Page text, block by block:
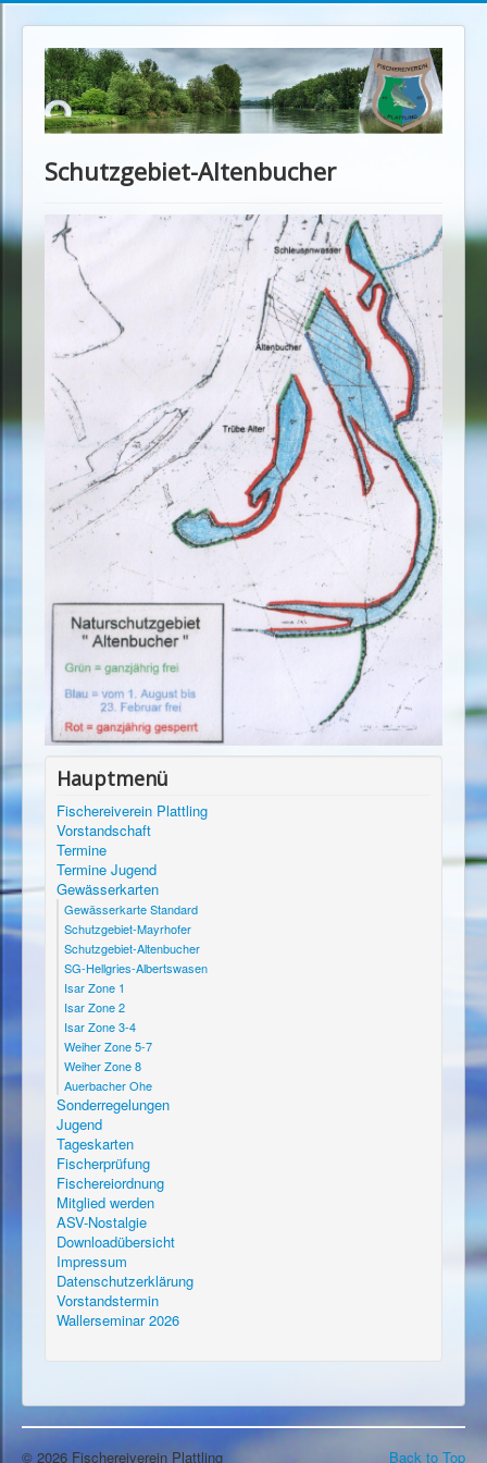
Schutzgebiet-Altenbucher
Hauptmenü
Fischereiverein Plattling
Vorstandschaft
Termine
Termine Jugend
Gewässerkarten
Gewässerkarte Standard
Schutzgebiet-Mayrhofer
Schutzgebiet-Altenbucher
SG-Hellgries-Albertswasen
Isar Zone 1
Isar Zone 2
Isar Zone 3-4
Weiher Zone 5-7
Weiher Zone 8
Auerbacher Ohe
Sonderregelungen
Jugend
Tageskarten
Fischerprüfung
Fischereiordnung
Mitglied werden
ASV-Nostalgie
Downloadübersicht
Impressum
Datenschutzerklärung
Vorstandstermin
Wallerseminar 2026
Back to Top
© 2026 Fischereiverein Plattling